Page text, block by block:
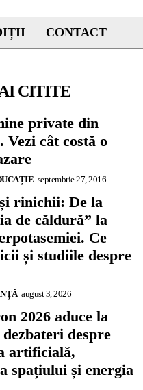
CONTACT
CITITE
private din
Vezi cât costă o
septembrie 27, 2016
rinichii: De la
de căldură” la
Ce
și studiile despre
august 3, 2026
2026 aduce la
despre
artificială,
spațiului și energia